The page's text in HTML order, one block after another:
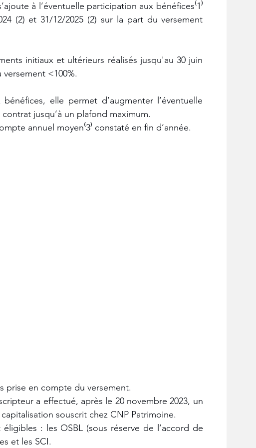
à l’éventuelle participation aux bénéfices⁽1⁾
(2) et 31/12/2025 (2) sur la part du versement
initiaux et ultérieurs réalisés jusqu'au 30 juin
<100%.
elle permet d’augmenter l’éventuelle
jusqu’à un plafond maximum.
annuel moyen⁽3⁾ constaté en fin d’année.
prise en compte du versement.
a effectué, après le 20 novembre 2023, un
souscrit chez CNP Patrimoine.
: les OSBL (sous réserve de l’accord de
et les SCI.